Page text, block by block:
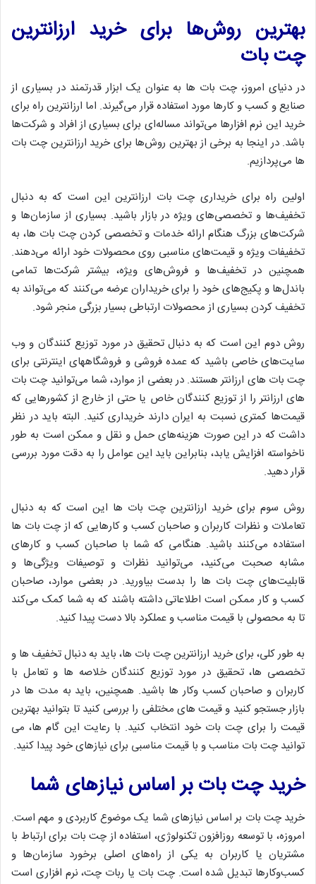
بهترین روش‌ها برای خرید ارزانترین
چت بات
در دنیای امروز، چت بات ها به عنوان یک ابزار قدرتمند در بسیاری از
صنایع و کسب و کارها مورد استفاده قرار می‌گیرند. اما ارزانترین راه برای
خرید این نرم افزارها می‌تواند مساله‌ای برای بسیاری از افراد و شرکت‌ها
باشد. در اینجا به برخی از بهترین روش‌ها برای خرید ارزانترین چت بات
ها می‌پردازیم.
اولین راه برای خریداری چت بات ارزانترین این است که به دنبال
تخفیف‌ها و تخصصی‌های ویژه در بازار باشید. بسیاری از سازمان‌ها و
شرکت‌های بزرگ هنگام ارائه خدمات و تخصصی کردن چت بات ها، به
تخفیفات ویژه و قیمت‌های مناسبی روی محصولات خود ارائه می‌دهند.
همچنین در تخفیف‌ها و فروش‌های ویژه، بیشتر شرکت‌ها تمامی
باندل‌ها و پکیج‌های خود را برای خریداران عرضه می‌کنند که می‌تواند به
تخفیف کردن بسیاری از محصولات ارتباطی بسیار بزرگی منجر شود.
روش دوم این است که به دنبال تحقیق در مورد توزیع کنندگان و وب
سایت‌های خاصی باشید که عمده فروشی و فروشگاههای اینترنتی برای
چت بات های ارزانتر هستند. در بعضی از موارد، شما می‌توانید چت بات
های ارزانتر را از توزیع کنندگان خاص یا حتی از خارج از کشورهایی که
قیمت‌ها کمتری نسبت به ایران دارند خریداری کنید. البته باید در نظر
داشت که در این صورت هزینه‌های حمل و نقل و ممکن است به طور
ناخواسته افزایش یابد، بنابراین باید این عوامل را به دقت مورد بررسی
قرار دهید.
روش سوم برای خرید ارزانترین چت بات ها این است که به دنبال
تعاملات و نظرات کاربران و صاحبان کسب و کارهایی که از چت بات ها
استفاده می‌کنند باشید. هنگامی که شما با صاحبان کسب و کارهای
مشابه صحبت می‌کنید، می‌توانید نظرات و توصیفات ویژگی‌ها و
قابلیت‌های چت بات ها را بدست بیاورید. در بعضی موارد، صاحبان
کسب و کار ممکن است اطلاعاتی داشته باشند که به شما کمک می‌کند
تا به محصولی با قیمت مناسب و عملکرد بالا دست پیدا کنید.
به طور کلی، برای خرید ارزانترین چت بات ها، باید به دنبال تخفیف ها و
تخصصی ها، تحقیق در مورد توزیع کنندگان خلاصه ها و تعامل با
کاربران و صاحبان کسب وکار ها باشید. همچنین، باید به مدت ها در
بازار جستجو کنید و قیمت های مختلفی را بررسی کنید تا بتوانید بهترین
قیمت را برای چت بات خود انتخاب کنید. با رعایت این گام ها، می
توانید چت بات مناسب و با قیمت مناسبی برای نیازهای خود پیدا کنید.
خرید چت بات بر اساس نیازهای شما
خرید چت بات بر اساس نیازهای شما یک موضوع کاربردی و مهم است.
امروزه، با توسعه روزافزون تکنولوژی، استفاده از چت بات برای ارتباط با
مشتریان یا کاربران به یکی از راه‌های اصلی برخورد سازمان‌ها و
کسب‌وکارها تبدیل شده است. چت بات یا ربات چت، نرم افزاری است